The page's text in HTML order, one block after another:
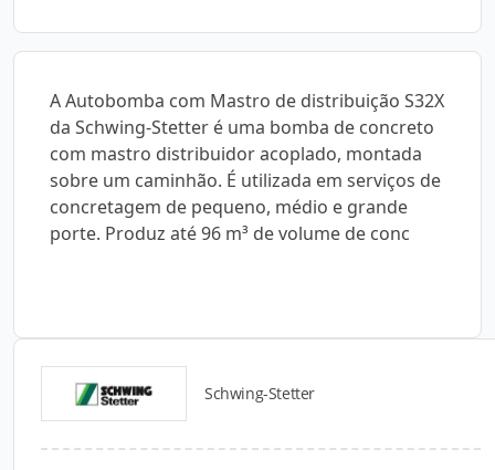
A Autobomba com Mastro de distribuição S32X
da Schwing-Stetter é uma bomba de concreto
com mastro distribuidor acoplado, montada
sobre um caminhão. É utilizada em serviços de
concretagem de pequeno, médio e grande
porte. Produz até 96 m³ de volume de conc
Schwing-Stetter
Catálogos para Download